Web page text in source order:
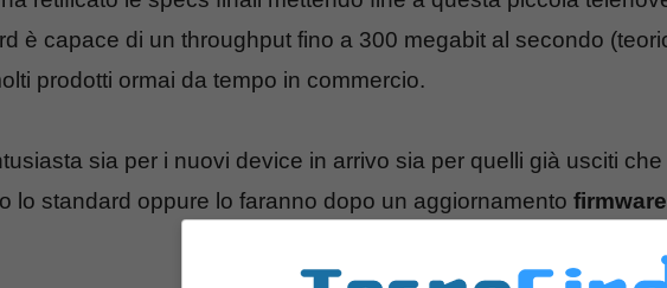
è capace di un throughput fino a 300 megabit al secondo
prodotti ormai da tempo in commercio.
sia per i nuovi device in arrivo sia per quelli già usciti che
lo standard oppure lo faranno dopo un aggiornamento firmware